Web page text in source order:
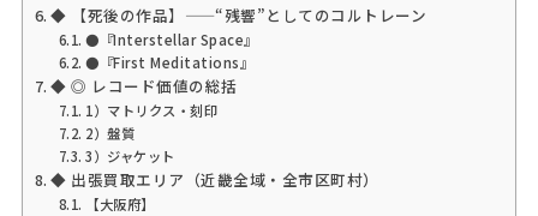
◆ 【死後の作品】——“残響”としてのコルトレーン
●『Interstellar Space』
●『First Meditations』
◆ ◎ レコード価値の総括
1）マトリクス・刻印
2）盤質
3）ジャケット
◆ 出張買取エリア（近畿全域・全市区町村）
【大阪府】